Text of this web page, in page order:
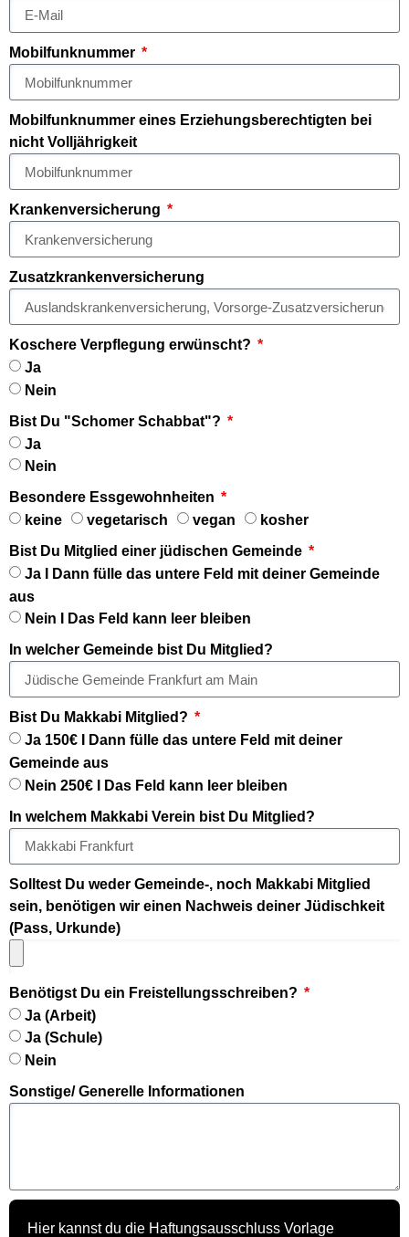
Mobilfunknummer
Mobilfunknummer eines Erziehungsberechtigten bei
nicht Volljährigkeit
Krankenversicherung
Zusatzkrankenversicherung
Koschere Verpflegung erwünscht?
Ja
Nein
Bist Du "Schomer Schabbat"?
Ja
Nein
Besondere Essgewohnheiten
keine
vegetarisch vegan
kosher
Bist Du Mitglied einer jüdischen Gemeinde
Ja I Dann fülle das untere Feld mit deiner Gemeinde
aus
Nein I Das Feld kann leer bleiben
In welcher Gemeinde bist Du Mitglied?
Bist Du Makkabi Mitglied?
Ja 150€ I Dann fülle das untere Feld mit deiner
Gemeinde aus
Nein 250€ I Das Feld kann leer bleiben
In welchem Makkabi Verein bist Du Mitglied?
Solltest Du weder Gemeinde-, noch Makkabi Mitglied
sein, benötigen wir einen Nachweis deiner Jüdischkeit
(Pass, Urkunde)
Benötigst Du ein Freistellungsschreiben?
Ja (Arbeit)
Ja (Schule)
Nein
Sonstige/ Generelle Informationen
Hier kannst du die Haftungsausschluss Vorlage